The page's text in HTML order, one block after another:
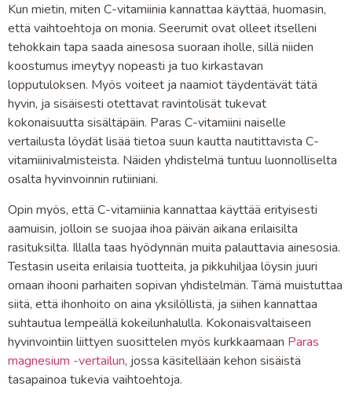
Kun mietin, miten C-vitamiinia kannattaa käyttää, huomasin,
että vaihtoehtoja on monia. Seerumit ovat olleet itselleni
tehokkain tapa saada ainesosa suoraan iholle, sillä niiden
koostumus imeytyy nopeasti ja tuo kirkastavan
lopputuloksen. Myös voiteet ja naamiot täydentävät tätä
hyvin, ja sisäisesti otettavat ravintolisät tukevat
kokonaisuutta sisältäpäin. Paras C-vitamiini naiselle
vertailusta löydät lisää tietoa suun kautta nautittavista C-
vitamiinivalmisteista. Näiden yhdistelmä tuntuu luonnolliselta
osalta hyvinvoinnin rutiiniani.
Opin myös, että C-vitamiinia kannattaa käyttää erityisesti
aamuisin, jolloin se suojaa ihoa päivän aikana erilaisilta
rasituksilta. Illalla taas hyödynnän muita palauttavia ainesosia.
Testasin useita erilaisia tuotteita, ja pikkuhiljaa löysin juuri
omaan ihooni parhaiten sopivan yhdistelmän. Tämä muistuttaa
siitä, että ihonhoito on aina yksilöllistä, ja siihen kannattaa
suhtautua lempeällä kokeilunhalulla. Kokonaisvaltaiseen
hyvinvointiin liittyen suosittelen myös kurkkaamaan Paras
magnesium -vertailun, jossa käsitellään kehon sisäistä
tasapainoa tukevia vaihtoehtoja.